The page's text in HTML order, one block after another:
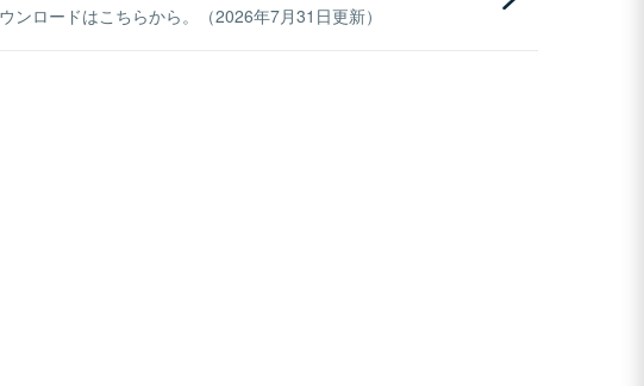
ンロードはこちらから。（2026年7月31日更新）